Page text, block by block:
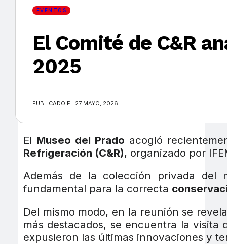
×
EVENTOS
El Comité de C&R
2025
PUBLICADO EL 27 MAYO, 2026
El Museo del Prado acogió
Refrigeración (C&R), organizado por
Además de la colección privada del
fundamental para la correcta
Del mismo modo, en la reunión se
más destacados, se encuentra la visita
expusieron las últimas innovaciones y